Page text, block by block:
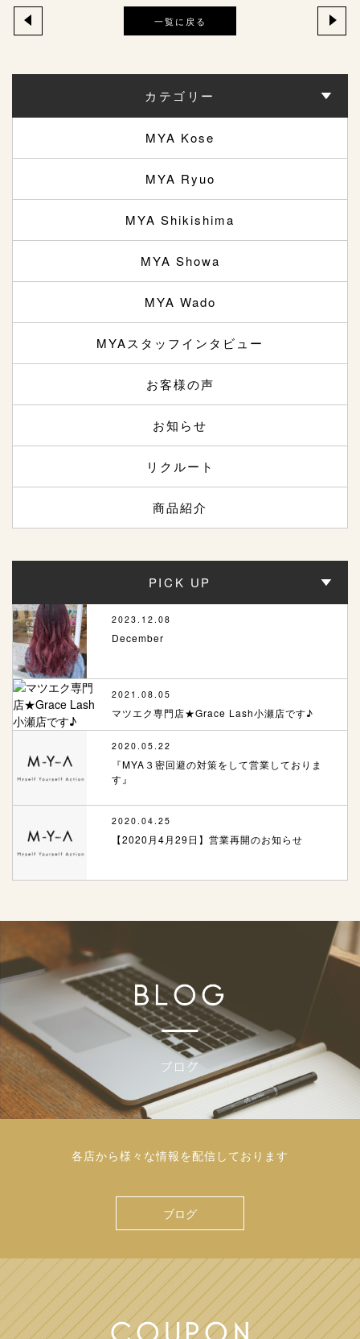
一覧に戻る
カテゴリー
MYA Kose
MYA Ryuo
MYA Shikishima
MYA Showa
MYA Wado
MYAスタッフインタビュー
お客様の声
お知らせ
リクルート
商品紹介
PICK UP
2023.12.08
December
2021.08.05
マツエク専門店★Grace Lash小瀬店です♪
2020.05.22
『MYA３密回避の対策をして営業しておりま
す』
2020.04.25
【2020月4月29日】営業再開のお知らせ
各店から様々な情報を配信しております
ブログ